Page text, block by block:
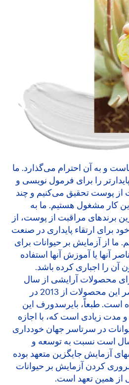
و به آن احترام می‌گذارد. ما
را برای فرمول نویسی و
از پوست تحقیق می‌کنیم و چند
کار مشغول هستیم. ما به
برندهای مراقبت از پوست، از
برای ارتقاء پایداری در صنعت
ما از آزمایش بر حیوانات برای
آنها یا آموزش آنها استفاده
آن را اجباری کرده باشد.
محصولات آرایشی از سال
2004 و برای تمام عناصر این محصولات از 2013 در
است. طبعاً، بایرسدورف این
مدت زیادی است که، با اجازه
در سرتاسر جهان خودداری
ما بیش از 35 سال است نسبت به توسعه و
آزمایش جایگزین متعهد بوده
کردن آزمایش بر حیوانات
از همین تعهد است.